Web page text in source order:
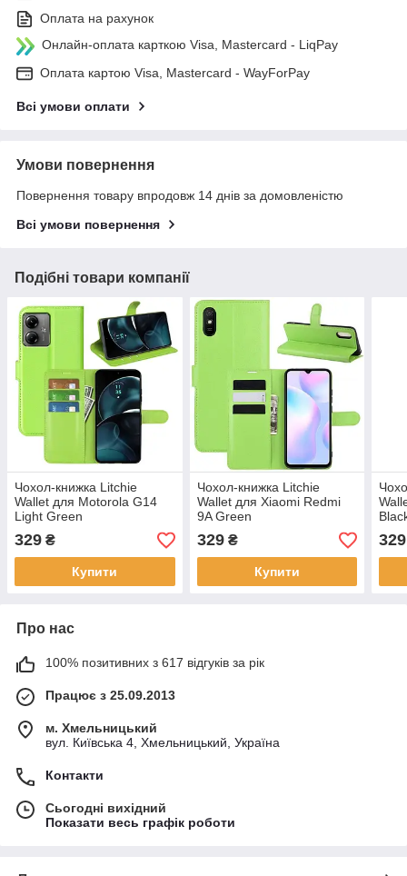
Оплата на рахунок
Онлайн-оплата карткою Visa, Mastercard - LiqPay
Оплата картою Visa, Mastercard - WayForPay
Всі умови оплати
Умови повернення
Повернення товару впродовж 14 днів за домовленістю
Всі умови повернення
Подібні товари компанії
Чохол-книжка Litchie
Wallet для Motorola G14
Light Green
329 ₴
Купити
Чохол-книжка Litchie
Wallet для Xiaomi Redmi
9A Green
329₴
Купити
329
Про нас
100% позитивних з 617 відгуків за рік
Працює з 25.09.2013
м. Хмельницький
вул. Київська 4, Хмельницький, Україна
Контакти
Сьогодні вихідний
Показати весь графік роботи